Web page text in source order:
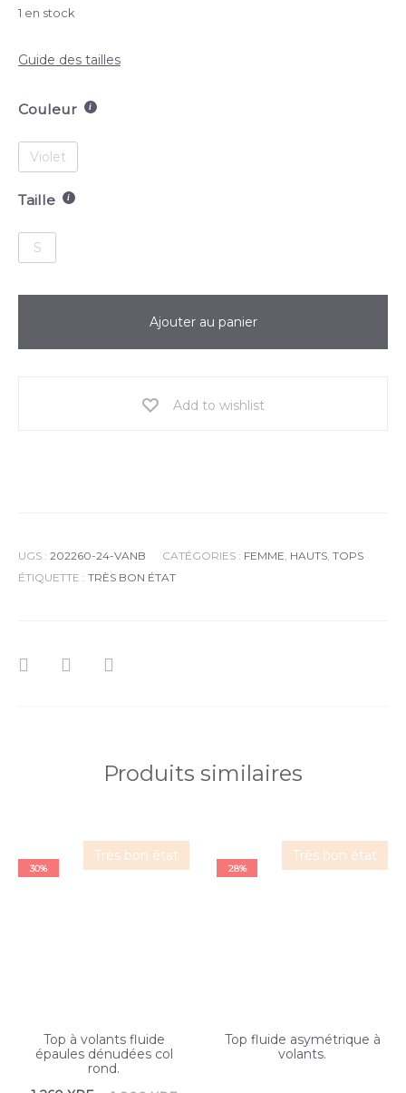
1 en stock
Guide des tailles
Couleur
Violet
Taille
S
Ajouter au panier
Add to wishlist
UGS : 202260-24-VANB CATÉGORIES : FEMME, HAUTS, TOPS
ÉTIQUETTE : TRÈS BON ÉTAT
Produits similaires
Très bon état
30%
Top à volants fluide
épaules dénudées col
rond.
Très bon état
28%
Top fluide asymétrique à
volants.